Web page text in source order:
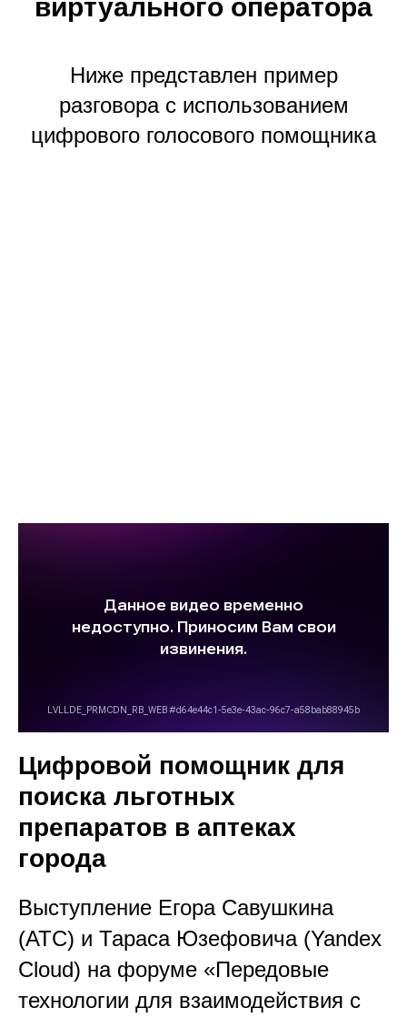
виртуального оператора
Ниже представлен пример
разговора с использованием
цифрового голосового помощника
Цифровой помощник для
поиска льготных
препаратов в аптеках
города
Выступление Егора Савушкина
(АТС) и Тараса Юзефовича (Yandex
Cloud) на форуме «Передовые
технологии для взаимодействия с